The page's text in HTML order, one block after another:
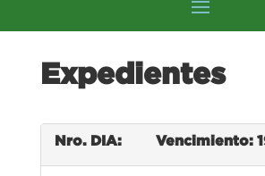
Expedientes
Nro. DIA: Vencimiento: